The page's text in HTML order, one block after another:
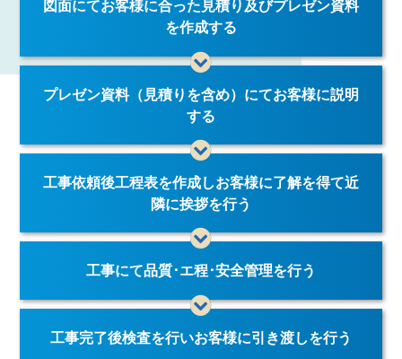
図面にてお客様に合った見積り及びプレゼン資料
を作成する
プレゼン資料（見積りを含め）にてお客様に説明
する
工事依頼後工程表を作成しお客様に了解を得て近
隣に挨拶を行う
工事にて品質･エ程･安全管理を行う
工事完了後検査を行いお客様に引き渡しを行う